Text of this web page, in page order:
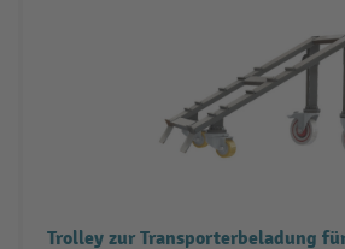
Trolley zur Transporterbeladung